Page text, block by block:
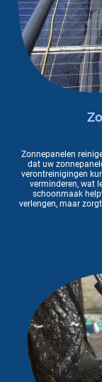
Zonnepanelen
dat uw
verontreinigingen
verminderen, wat
schoonmaak
verlengen, maar